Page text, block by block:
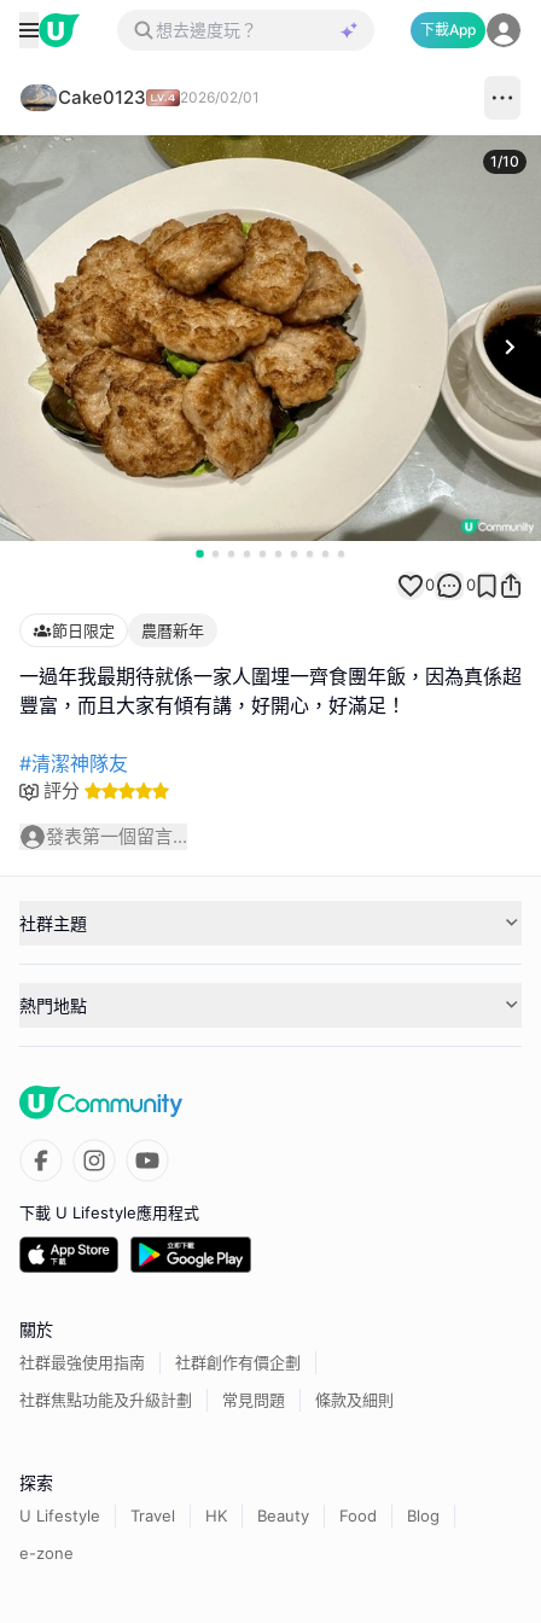
下載App
Cake0123 2026/02/01
1/10
0 0
節日限定 農曆新年
一過年我最期待就係一家人圍埋一齊食團年飯，因為真係超
豐富，而且大家有傾有講，好開心，好滿足！
#清潔神隊友
評分
發表第一個留言...
社群主題
熱門地點
下載 U Lifestyle應用程式
關於
社群最強使用指南
社群創作有價企劃
社群焦點功能及升級計劃
常見問題 條款及細則
探索
U Lifestyle Travel HK Beauty Food
Blog
e-zone